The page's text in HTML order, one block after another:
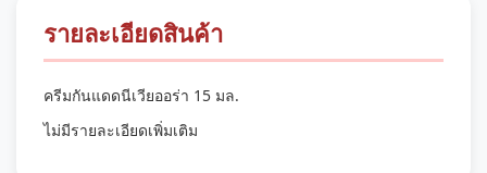
รายละเอียดสินค้า
ครีมกันแดดนีเวียออร่า 15 มล.
ไม่มีรายละเอียดเพิ่มเติม